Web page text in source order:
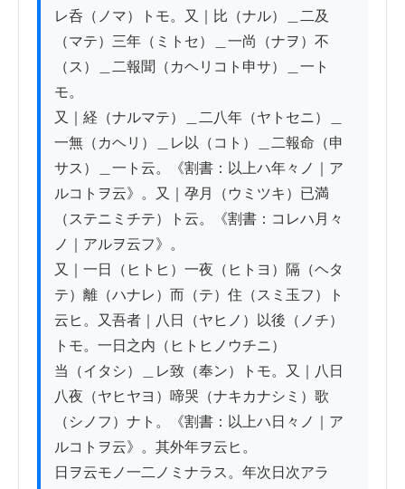
レ呑（ノマ）トモ。又｜比（ナル）＿二及
（マテ）三年（ミトセ）＿一尚（ナヲ）不
（ス）＿二報聞（カヘリコト申サ）＿一ト
モ。
又｜経（ナルマテ）＿二八年（ヤトセニ）＿
一無（カヘリ）＿レ以（コト）＿二報命（申
サス）＿一ト云。《割書：以上ハ年々ノ｜ア
ルコトヲ云》。又｜孕月（ウミツキ）已満
（ステニミチテ）ト云。《割書：コレハ月々
ノ｜アルヲ云フ》。
又｜一日（ヒトヒ）一夜（ヒトヨ）隔（ヘタ
テ）離（ハナレ）而（テ）住（スミ玉フ）ト
云ヒ。又吾者｜八日（ヤヒノ）以後（ノチ）
トモ。一日之内（ヒトヒノウチニ）
当（イタシ）＿レ致（奉ン）トモ。又｜八日
八夜（ヤヒヤヨ）啼哭（ナキカナシミ）歌
（シノフ）ナト。《割書：以上ハ日々ノ｜ア
ルコトヲ云》。其外年ヲ云ヒ。
日ヲ云モノ一二ノミナラス。年次日次アラ